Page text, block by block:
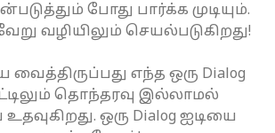
போது பார்க்க முடியும்.
வழியிலும் செயல்படுகிறது!
வைத்திருப்பது எந்த ஒரு Dialog
தொந்தரவு இல்லாமல்
ஒரு Dialog ஐடியை